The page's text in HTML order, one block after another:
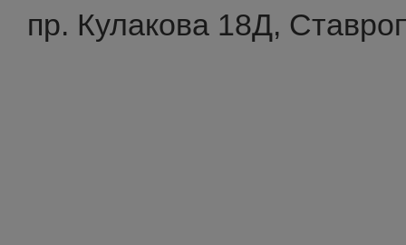
пр. Кулакова 18Д,